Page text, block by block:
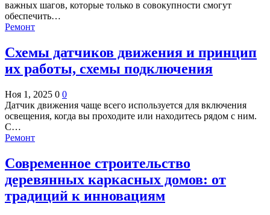
важных шагов, которые только в совокупности смогут
обеспечить…
Ремонт
Схемы датчиков движения и принцип
их работы, схемы подключения
Ноя 1, 2025 0 0
Датчик движения чаще всего используется для включения
освещения, когда вы проходите или находитесь рядом с ним.
С…
Ремонт
Современное строительство
деревянных каркасных домов: от
традиций к инновациям